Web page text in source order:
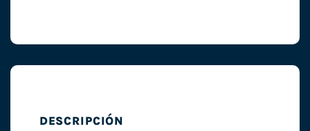
DESCRIPCIÓN